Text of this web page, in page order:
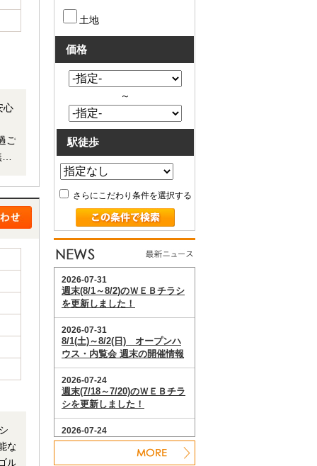
土地
価格
～
駅徒歩
さらにこだわり条件を選択する